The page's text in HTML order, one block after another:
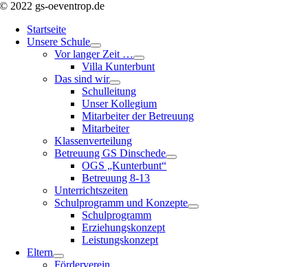
© 2022 gs-oeventrop.de
Startseite
Unsere Schule
Vor langer Zeit …
Villa Kunterbunt
Das sind wir
Schulleitung
Unser Kollegium
Mitarbeiter der Betreuung
Mitarbeiter
Klassenverteilung
Betreuung GS Dinschede
OGS „Kunterbunt“
Betreuung 8-13
Unterrichtszeiten
Schulprogramm und Konzepte
Schulprogramm
Erziehungskonzept
Leistungskonzept
Eltern
Förderverein